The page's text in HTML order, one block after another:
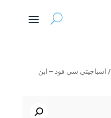
/ اسباجيتي سي فود – ابن